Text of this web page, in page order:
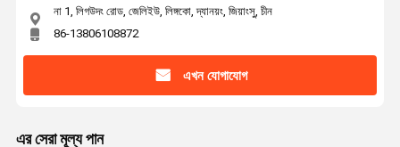
না 1, লিগউদং রোড, জেলিইউ, লিঙ্গকো, দ্যানয়ং, জিয়াংসু, চীন
86-13806108872
এখন যোগাযোগ
এর সেরা মূল্য পান